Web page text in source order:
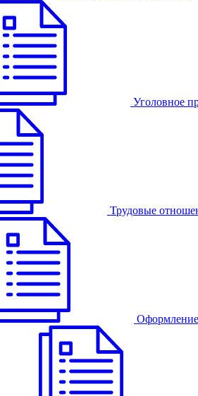
Уголовное
Трудовые